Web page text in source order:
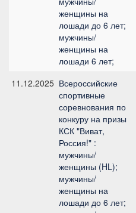
женщины на
лошади до 6 лет;
мужчины/
женщины на
лошади 6 лет;
11.12.2025 Всероссийские
спортивные
соревнования по
конкуру на призы
КСК "Виват,
Россия!" :
мужчины/
женщины (HL);
мужчины/
женщины на
лошади до 6 лет;